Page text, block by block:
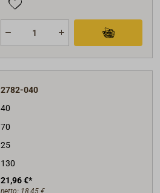
2782-040
40
70
25
130
21,96 €*
netto: 18,45 €